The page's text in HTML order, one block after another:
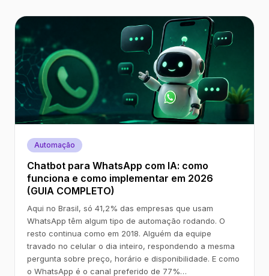
Automação
Chatbot para WhatsApp com IA: como
funciona e como implementar em 2026
(GUIA COMPLETO)
Aqui no Brasil, só 41,2% das empresas que usam
WhatsApp têm algum tipo de automação rodando. O
resto continua como em 2018. Alguém da equipe
travado no celular o dia inteiro, respondendo a mesma
pergunta sobre preço, horário e disponibilidade. E como
o WhatsApp é o canal preferido de 77%…